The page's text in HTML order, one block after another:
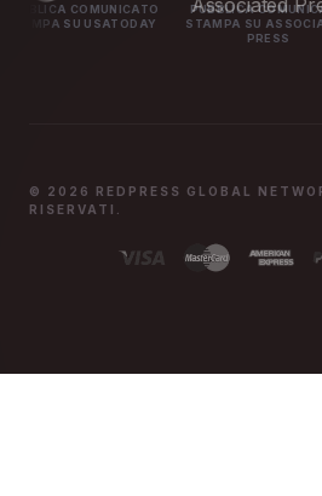
PUBBLICA COMUNICATO
STAMPA SU ASSOCIATED
© 2026 REDPRESS GLOBAL
RISERVATI.